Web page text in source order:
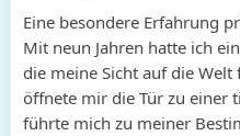
Eine besondere Erfahrung
Mit neun Jahren hatte ich
die meine Sicht auf die
öffnete mir die Tür zu einer
führte mich zu meiner